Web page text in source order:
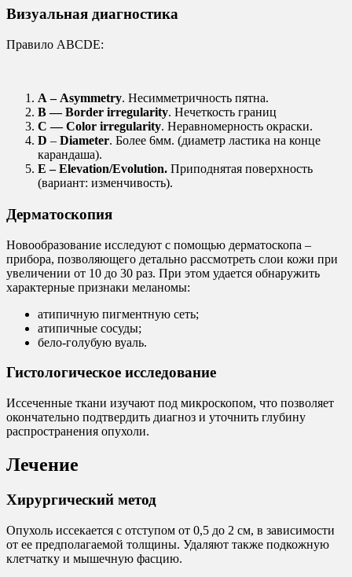
Визуальная диагностика
Правило ABCDE:
А – Asymmetry. Несимметричность пятна.
В — Border irregularity. Нечеткость границ
С — Color irregularity. Неравномерность окраски.
D – Diameter. Более 6мм. (диаметр ластика на конце
карандаша).
E – Elevation/Evolution. Приподнятая поверхность
(вариант: изменчивость).
Дерматоскопия
Новообразование исследуют с помощью дерматоскопа –
прибора, позволяющего детально рассмотреть слои кожи при
увеличении от 10 до 30 раз. При этом удается обнаружить
характерные признаки меланомы:
атипичную пигментную сеть;
атипичные сосуды;
бело-голубую вуаль.
Гистологическое исследование
Иссеченные ткани изучают под микроскопом, что позволяет
окончательно подтвердить диагноз и уточнить глубину
распространения опухоли.
Лечение
Хирургический метод
Опухоль иссекается с отступом от 0,5 до 2 см, в зависимости
от ее предполагаемой толщины. Удаляют также подкожную
клетчатку и мышечную фасцию.